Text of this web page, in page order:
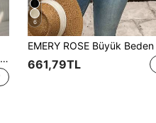
NU&NOW Büyük Beden Kadın Siyah Yüksek Elastikiyetli Slim Fit T-Shirt, İçi Boş Detaylı Bağlamalı Ön Kısım, Dantel Süslemeli Patchwork, Seksi Gece Dışarı Çıkma, Günlük ve İşe Gidiş İçin Kısa Kollu Üst
6
661,79TL